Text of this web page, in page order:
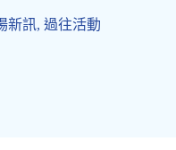
新訊, 過往活動